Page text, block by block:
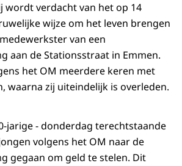
wordt verdacht van het op 14
wijze om het leven brengen
van een
aan de Stationsstraat in Emmen.
het OM meerdere keren met
waarna zij uiteindelijk is overleden.
jarige - donderdag terechtstaande
volgens het OM naar de
gegaan om geld te stelen. Dit